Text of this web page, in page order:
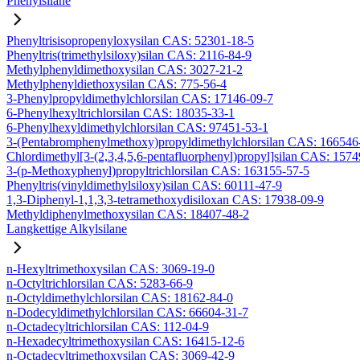
Phenyltrisisopropenyloxysilan CAS: 52301-18-5
Phenyltris(trimethylsiloxy)silan CAS: 2116-84-9
Methylphenyldimethoxysilan CAS: 3027-21-2
Methylphenyldiethoxysilan CAS: 775-56-4
3-Phenylpropyldimethylchlorsilan CAS: 17146-09-7
6-Phenylhexyltrichlorsilan CAS: 18035-33-1
6-Phenylhexyldimethylchlorsilan CAS: 97451-53-1
3-(Pentabromphenylmethoxy)propyldimethylchlorsilan CAS:
Chlordimethyl[3-(2,3,4,5,6-pentafluorphenyl)propyl]silan CAS:
3-(p-Methoxyphenyl)propyltrichlorsilan CAS: 163155-57-5
Phenyltris(vinyldimethylsiloxy)silan CAS: 60111-47-9
1,3-Diphenyl-1,1,3,3-tetramethoxydisiloxan CAS: 17938-09-9
Methyldiphenylmethoxysilan CAS: 18407-48-2
Langkettige Alkylsilane
n-Hexyltrimethoxysilan CAS: 3069-19-0
n-Octyltrichlorsilan CAS: 5283-66-9
n-Octyldimethylchlorsilan CAS: 18162-84-0
n-Dodecyldimethylchlorsilan CAS: 66604-31-7
n-Octadecyltrichlorsilan CAS: 112-04-9
n-Hexadecyltrimethoxysilan CAS: 16415-12-6
n-Octadecyltrimethoxysilan CAS: 3069-42-9